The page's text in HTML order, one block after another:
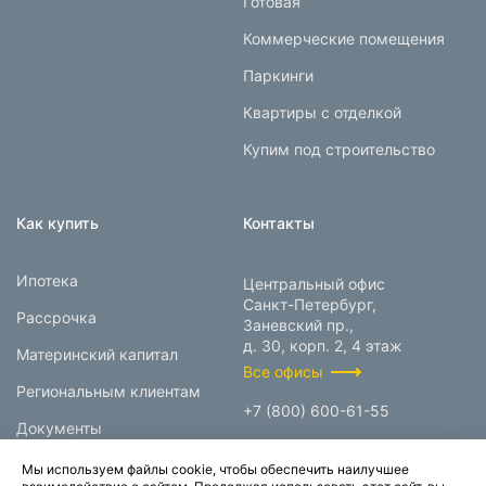
Коммерческие помещения
Паркинги
Квартиры с отделкой
Купим под строительство
Как купить
Ипотека
Рассрочка
Материнский капитал
Региональным клиентам
Документы
Контакты
Центральный офис
Санкт-Петербург,
Заневский пр.,
д. 30, корп. 2, 4 этаж
Все офисы
+7 (800) 600-61-55
Мы используем файлы cookie, чтобы обеспечить наилучшее